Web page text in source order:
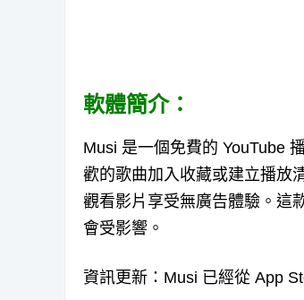
軟體簡介：
Musi 是一個免費的 YouTube
歡的歌曲加入收藏或建立播放
觀看影片享受無廣告體驗。這
會受影響。
資訊更新：Musi 已經從 App